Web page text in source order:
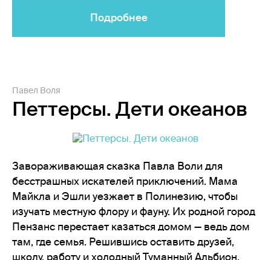
Подробнее
Павел Воля
Петтерсы. Дети океанов
Завораживающая сказка Павла Воли для
бесстрашных искателей приключений. Мама
Майкла и Эшли уезжает в Полинезию, чтобы
изучать местную флору и фауну. Их родной город
Пензанс перестает казаться домом — ведь дом
там, где семья. Решившись оставить друзей,
школу, работу и холодный Туманный Альбион,